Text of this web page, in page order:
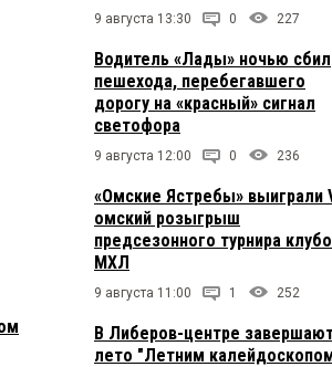
9 августа 13:30 0 227
Водитель «Лады» ночью сбил
пешехода, перебегавшего
дорогу на «красный» сигнал
светофора
9 августа 12:00 0 236
«Омские Ястребы» выиграли
омский розыгрыш
предсезонного турнира
МХЛ
9 августа 11:00 1 252
В Либеров-центре
лето "Летним